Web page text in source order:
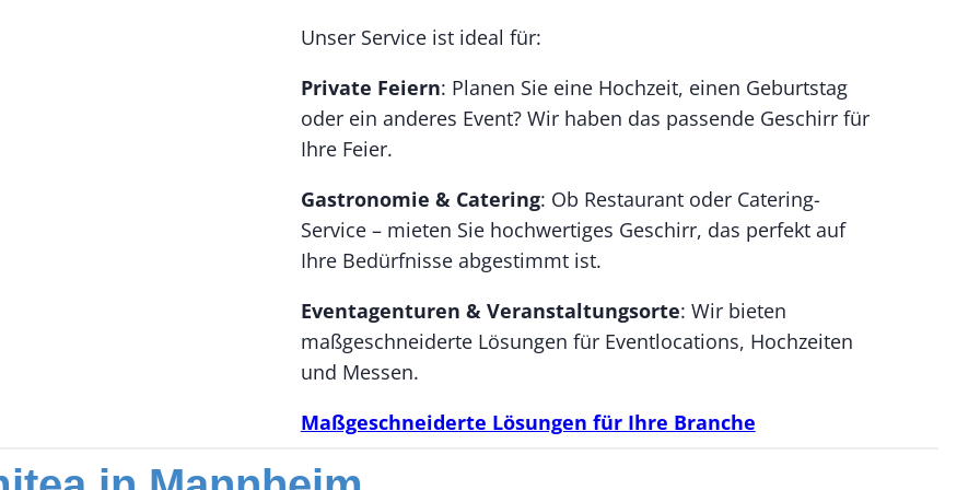
Unser Service ist ideal für:
Private Feiern: Planen Sie eine Hochzeit, einen Geburtstag
oder ein anderes Event? Wir haben das passende Geschirr für
Ihre Feier.
Gastronomie & Catering: Ob Restaurant oder Catering-
Service – mieten Sie hochwertiges Geschirr, das perfekt auf
Ihre Bedürfnisse abgestimmt ist.
Eventagenturen & Veranstaltungsorte: Wir bieten
maßgeschneiderte Lösungen für Eventlocations, Hochzeiten
und Messen.
Maßgeschneiderte Lösungen für Ihre Branche